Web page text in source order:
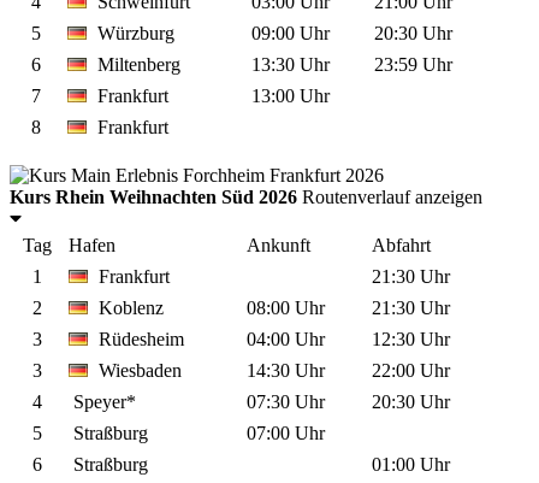
5
Würzburg 09:00 Uhr
20:30 Uhr
6
Miltenberg 13:30 Uhr
23:59 Uhr
7
Frankfurt
13:00 Uhr
8
Frankfurt
Kurs Rhein Weihnachten Süd 2026 Routenverlauf anzeigen
Tag Hafen Ankunft
Abfahrt
1
Frankfurt
21:30 Uhr
2
Koblenz 08:00 Uhr
21:30 Uhr
3
Rüdesheim 04:00 Uhr
12:30 Uhr
3
Wiesbaden 14:30 Uhr
22:00 Uhr
4
Speyer* 07:30 Uhr
20:30 Uhr
5
Straßburg
07:00 Uhr
6
Straßburg
01:00 Uhr